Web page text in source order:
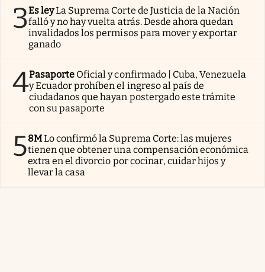
3Es leyLa Suprema Corte de Justicia de la Nación
falló y no hay vuelta atrás. Desde ahora quedan
invalidados los permisos para mover y exportar
ganado
4Pasaporte Oficial y confirmado | Cuba, Venezuela
y Ecuador prohíben el ingreso al país de
ciudadanos que hayan postergado este trámite
con su pasaporte
58MLo confirmó la Suprema Corte: las mujeres
tienen que obtener una compensación económica
extra en el divorcio por cocinar, cuidar hijos y
llevar la casa